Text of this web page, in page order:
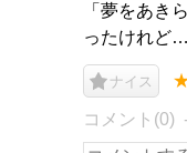
「夢をあき
ったけれど
ナイス
コメント(0)